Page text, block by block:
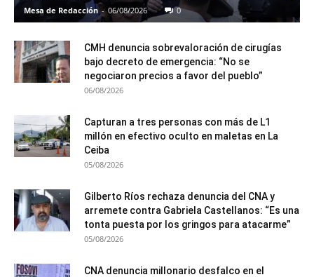
Mesa de Redacción - 06/08/2026 0
CMH denuncia sobrevaloración de cirugías
bajo decreto de emergencia: “No se
negociaron precios a favor del pueblo”
06/08/2026
Capturan a tres personas con más de L1
millón en efectivo oculto en maletas en La
Ceiba
05/08/2026
Gilberto Ríos rechaza denuncia del CNA y
arremete contra Gabriela Castellanos: “Es una
tonta puesta por los gringos para atacarme”
05/08/2026
CNA denuncia millonario desfalco en el